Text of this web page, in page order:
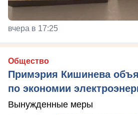
вчера в 17:25
Общество
Примэрия Кишинева
по экономии
Вынужденные меры